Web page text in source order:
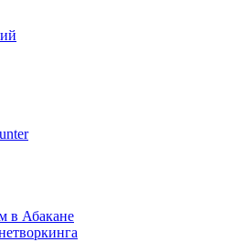
в Абакане